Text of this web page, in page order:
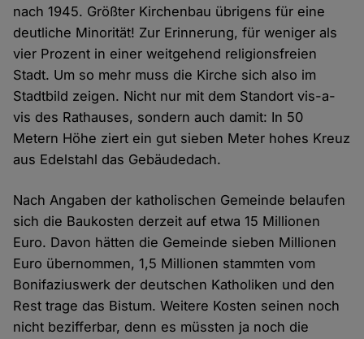
nach 1945. Größter Kirchenbau übrigens für eine
deutliche Minorität! Zur Erinnerung, für weniger als
vier Prozent in einer weitgehend religionsfreien
Stadt. Um so mehr muss die Kirche sich also im
Stadtbild zeigen. Nicht nur mit dem Standort vis-a-
vis des Rathauses, sondern auch damit: In 50
Metern Höhe ziert ein gut sieben Meter hohes Kreuz
aus Edelstahl das Gebäudedach.
Nach Angaben der katholischen Gemeinde belaufen
sich die Baukosten derzeit auf etwa 15 Millionen
Euro. Davon hätten die Gemeinde sieben Millionen
Euro übernommen, 1,5 Millionen stammten vom
Bonifaziuswerk der deutschen Katholiken und den
Rest trage das Bistum. Weitere Kosten seinen noch
nicht bezifferbar, denn es müssten ja noch die